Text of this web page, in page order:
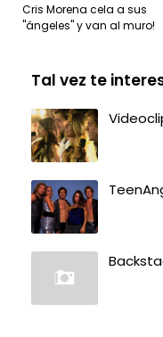
Cris Morena cela a sus
"ángeles" y van al muro!
Tal vez te